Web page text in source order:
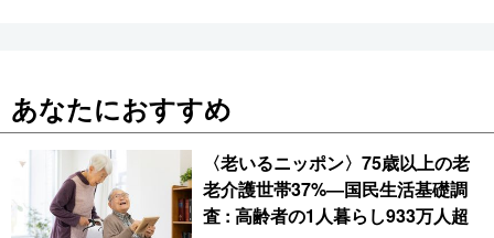
あなたにおすすめ
〈老いるニッポン〉75歳以上の老
老介護世帯37%―国民生活基礎調
査 : 高齢者の1人暮らし933万人超